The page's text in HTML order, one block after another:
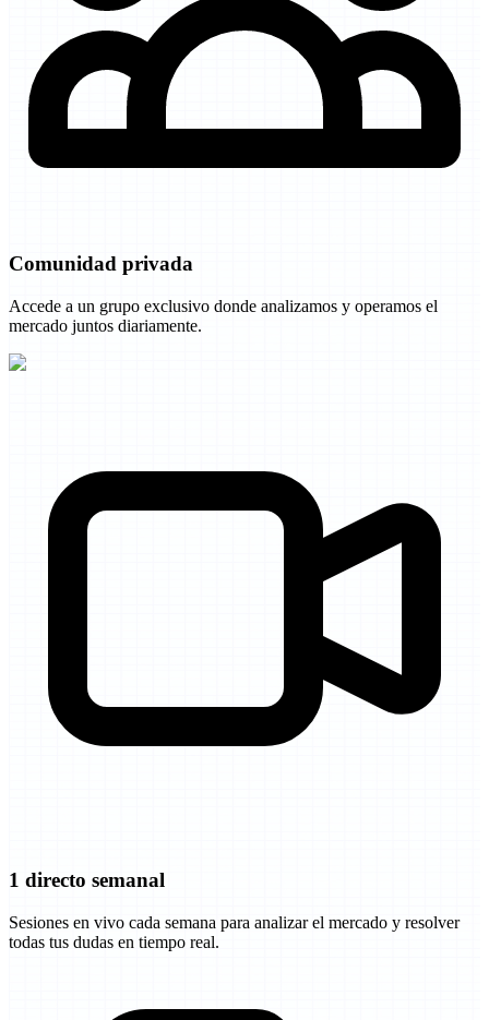
Comunidad privada
Accede a un grupo exclusivo donde analizamos y operamos el
mercado juntos diariamente.
1 directo semanal
Sesiones en vivo cada semana para analizar el mercado y resolver
todas tus dudas en tiempo real.